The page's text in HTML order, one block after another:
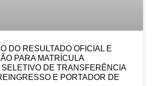
DO RESULTADO OFICIAL E
PARA MATRÍCULA
SELETIVO DE TRANSFERÊNCIA
E PORTADOR DE